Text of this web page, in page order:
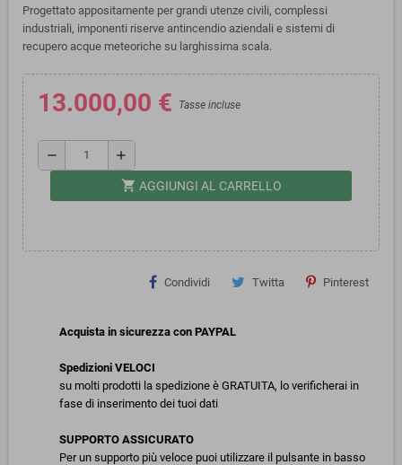
Progettato appositamente per grandi utenze civili, complessi
industriali, imponenti riserve antincendio aziendali e sistemi di
recupero acque meteoriche su larghissima scala.
13.000,00 € Tasse incluse
remove add
shopping_cart AGGIUNGI AL CARRELLO
Condividi Twitta Pinterest
Acquista in sicurezza con PAYPAL
Spedizioni VELOCI
su molti prodotti la spedizione è GRATUITA, lo verificherai in
fase di inserimento dei tuoi dati
SUPPORTO ASSICURATO
Per un supporto più veloce puoi utilizzare il pulsante in basso